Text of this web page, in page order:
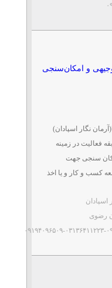
و امکان‌سنجی
نگار اسپادان)
سابقه فعالیت در زمینه
سنجی جهت
کسب و کار و یا اخذ
رضوی